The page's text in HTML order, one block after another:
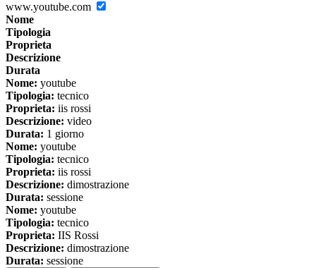
www.youtube.com
Nome
Tipologia
Proprieta
Descrizione
Durata
Nome: youtube
Tipologia: tecnico
Proprieta: iis rossi
Descrizione: video
Durata: 1 giorno
Nome: youtube
Tipologia: tecnico
Proprieta: iis rossi
Descrizione: dimostrazione
Durata: sessione
Nome: youtube
Tipologia: tecnico
Proprieta: IIS Rossi
Descrizione: dimostrazione
Durata: sessione